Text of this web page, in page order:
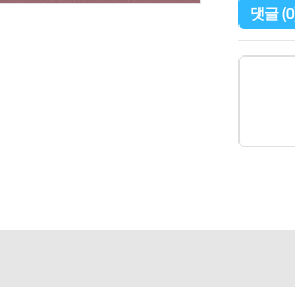
댓글